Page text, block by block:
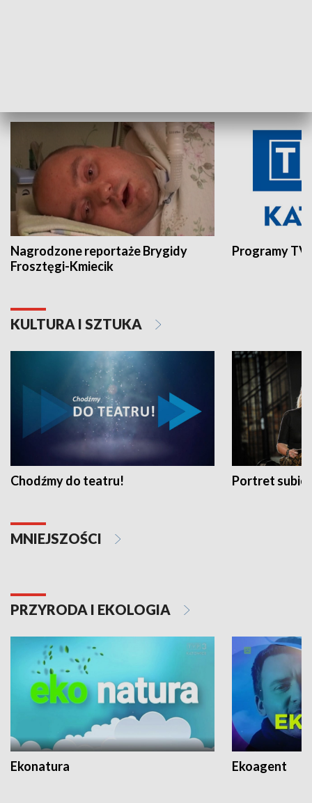
Nagrodzone reportaże Brygidy
Frosztęgi-Kmiecik
Programy
KULTURA I SZTUKA
Chodźmy do teatru! Portret
MNIEJSZOŚCI
PRZYRODA I EKOLOGIA
Ekonatura Ekoagent